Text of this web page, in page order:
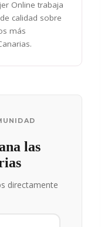
Online trabaja
calidad sobre
más
las
directamente